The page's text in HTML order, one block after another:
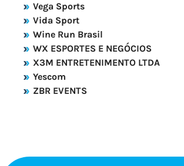
Vega Sports
Vida Sport
Wine Run Brasil
WX ESPORTES E NEGÓCIOS
X3M ENTRETENIMENTO LTDA
Yescom
ZBR EVENTS